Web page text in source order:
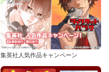
集英社人気作品キャンペーン